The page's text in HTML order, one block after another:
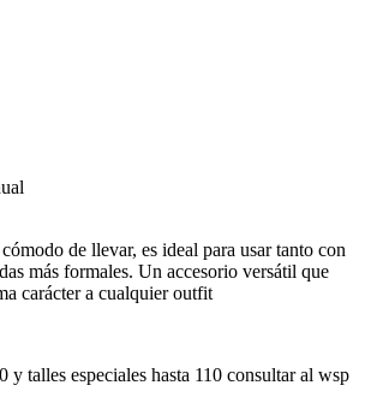
de llevar, es ideal para usar tanto con
más formales. Un accesorio versátil que
carácter a cualquier outfit
y talles especiales hasta 110 consultar al wsp